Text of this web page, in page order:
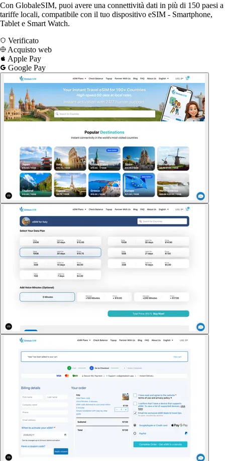
Con GlobaleSIM, puoi avere una connettività dati in più di 150 paesi a
tariffe locali, compatibile con il tuo dispositivo eSIM - Smartphone,
Tablet e Smart Watch.
Verificato
Acquisto web
Apple Pay
Google Pay